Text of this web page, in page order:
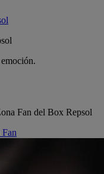
Fan del Box Repsol